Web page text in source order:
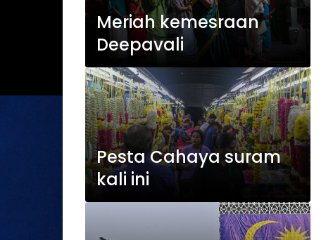
Meriah kemesraan
Deepavali
Pesta Cahaya suram
kali ini